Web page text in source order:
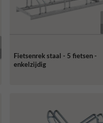
Fietsenrek staal - 5 fietsen -
enkelzijdig